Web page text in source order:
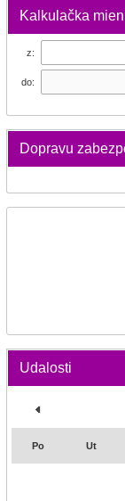
Kalkulačka mien
z:
do:
Dopravu
Udalosti
Po Ut